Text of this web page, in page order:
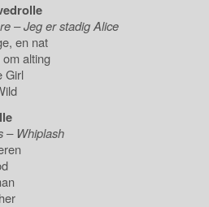
– Jeg er stadig Alice
en nat
alting
Girl
– Whiplash